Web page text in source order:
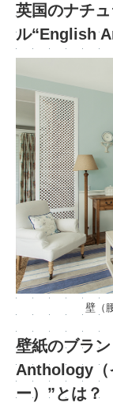
商品を探す
商品を探す トップ
壁紙
カーテン
床材
ブランド・コレクシ
Lilycolor
デジタル・デコ
カタログ一覧
カタログ一覧 トップ
壁紙
カーテン
床材
サステナブル商品
ノンワックス床タ
壁紙機能性ガイド
施工事例
施工事例 トップ
医療・福祉施設
ホテル・オフィス・
モデルハウス
新築戸建・マンション
#リリカラのある暮
リリカラノート
ショールーム
ショールーム トップ
大阪ショールーム
福岡ショールーム
横浜ショールーム
資料ダウンロード
画像ダウンロード
よくあるご質問
英国のナチ
ル“English
壁（
壁紙のブラ
Anthology（
ー）”とは？